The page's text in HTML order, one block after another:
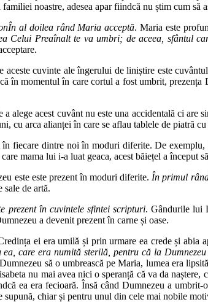
noastre, adesea apar fiindcă nu știm cum să
În al doilea rând Maria acceptă. Maria este
Celui Preaînalt te va umbri; de aceea, sfântul
cuvinte ale îngerului de liniștire este cuvântul
în momentul în care cortul a fost umbrit,
alege acest cuvânt nu este una accidentală ci
cu arca alianței în care se aflau tablele de
fiecare dintre noi în moduri diferite. De
mama lui i-a luat geaca, acest băiețel a început
este este prezent în moduri diferite. În primul
sale de artă.
prezent în cuvintele sfintei scripturi. Gândurile lui
a devenit prezent în carne și oase.
ei era umilă și prin urmare ea crede și abia
ea, care era numită sterilă, pentru că la
să o umbrească pe Maria, lumea era
nu mai avea nici o speranță că va da
ea era fecioară. Însă când Dumnezeu a
supună, chiar și pentru unul din cele mai nobile